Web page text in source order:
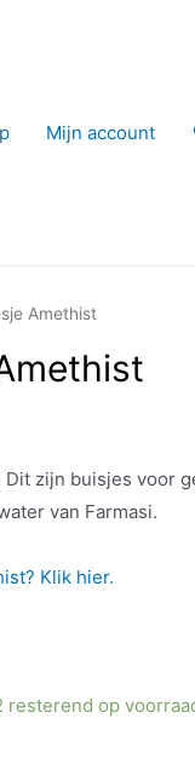
Mijn account
Amethist
zijn buisjes voor
van Farmasi.
Klik hier.
resterend op